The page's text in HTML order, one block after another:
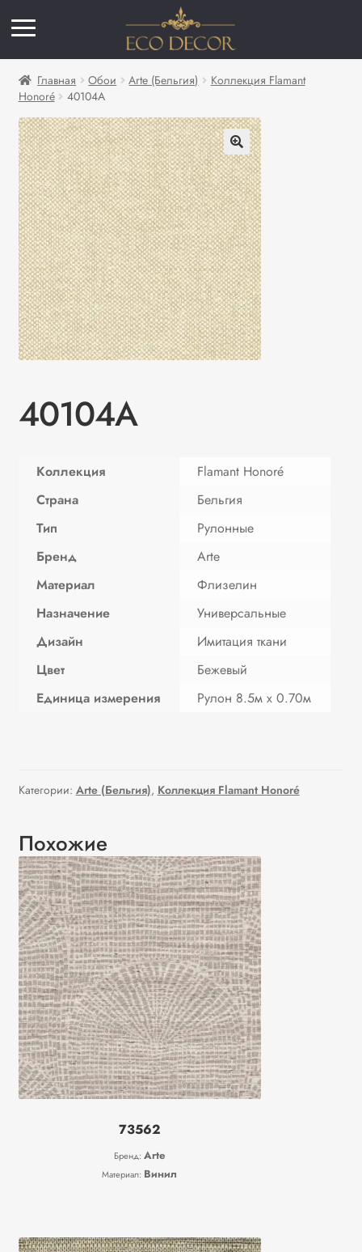
Главная Обои Arte (Бельгия)
Коллекция Flamant
Honoré
40104A
Категории: Arte (Бельгия), Коллекция Flamant Honoré
40104A
Коллекция
Flamant Honoré
Страна
Бельгия
Тип
Рулонные
Бренд
Arte
Материал
Флизелин
Назначение
Универсальные
Дизайн
Имитация ткани
Цвет
Бежевый
Единица измерения
Рулон 8.5м х 0.70м
Похожие
73562
Бренд:Arte
Материал: Винил